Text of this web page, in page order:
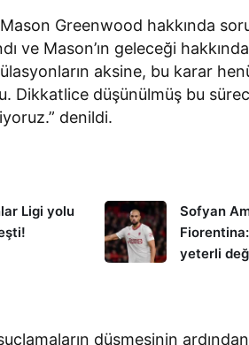
Greenwood hakkında
ve Mason’ın geleceği
aksine, bu karar
Dikkatlice düşünülmüş bu
denildi.
Ligi yolu
Sofyan
yeterli
düşmesinin